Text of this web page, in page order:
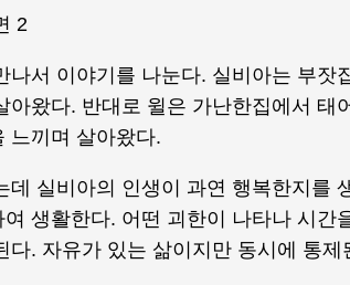
2
나서 이야기를 나눈다. 실비아는 부잣
아왔다. 반대로 윌은 가난한집에서 태
느끼며 살아왔다.
데 실비아의 인생이 과연 행복한지를
생활한다. 어떤 괴한이 나타나 시간
다. 자유가 있는 삶이지만 동시에 통제